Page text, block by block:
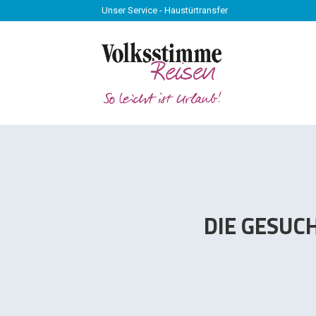
Unser Service - Haustürtransfer
Unser Service - Haustürtransfer
DIE